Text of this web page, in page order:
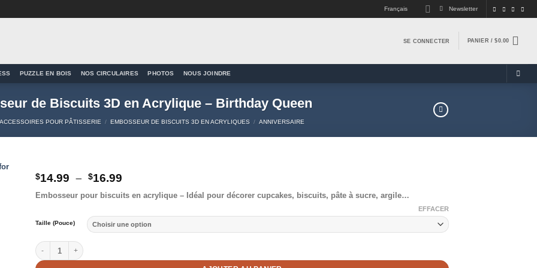
Français Newsletter
SE CONNECTER PANIER /$0.00
PUZZLE EN BOIS NOS CIRCULAIRES PHOTOS NOUS JOINDRE
de Biscuits 3D en Acrylique – Birthday Queen
ACCESSOIRES POUR PÂTISSERIE / EMBOSSEUR DE BISCUITS 3D EN ACRYLIQUES / ANNIVERSAIRE
$14.99 – $16.99
de
prix :
à
$16.99
Embosseur pour biscuits en acrylique – Idéal pour décorer cupcakes, biscuits, pâte à sucre, argile…
Taille (Pouce)
EFFACER
quantité de Embosseur de Biscuits 3D en Acrylique - Birthday Queen